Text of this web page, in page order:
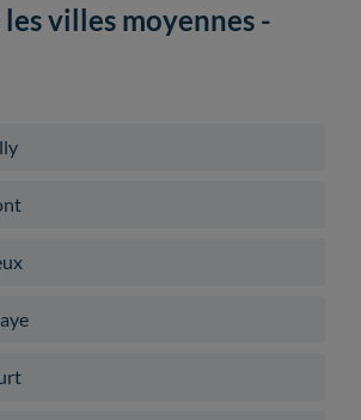
les villes moyennes -